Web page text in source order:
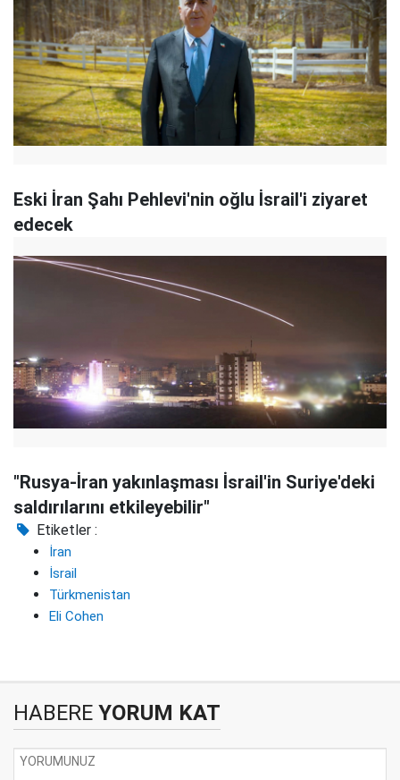
Eski İran Şahı Pehlevi'nin oğlu İsrail'i ziyaret
edecek
"Rusya-İran yakınlaşması İsrail'in Suriye'deki
saldırılarını etkileyebilir"
Etiketler :
İran
İsrail
Türkmenistan
Eli Cohen
HABERE YORUM KAT